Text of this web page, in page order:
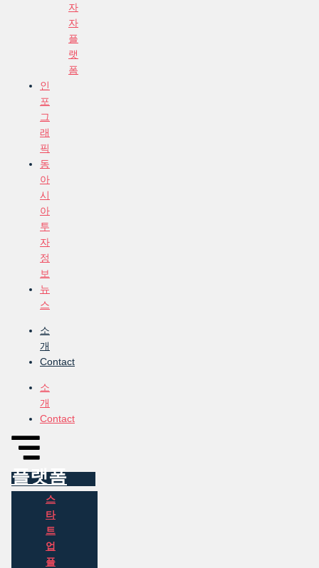
자
자
플
랫
폼
인
포
그
래
픽
동
아
시
아
투
자
정
보
뉴
스
소
개
Contact
소
개
Contact
플랫폼
스
타
트
업
플